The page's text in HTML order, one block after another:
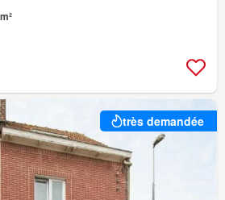
très demandée